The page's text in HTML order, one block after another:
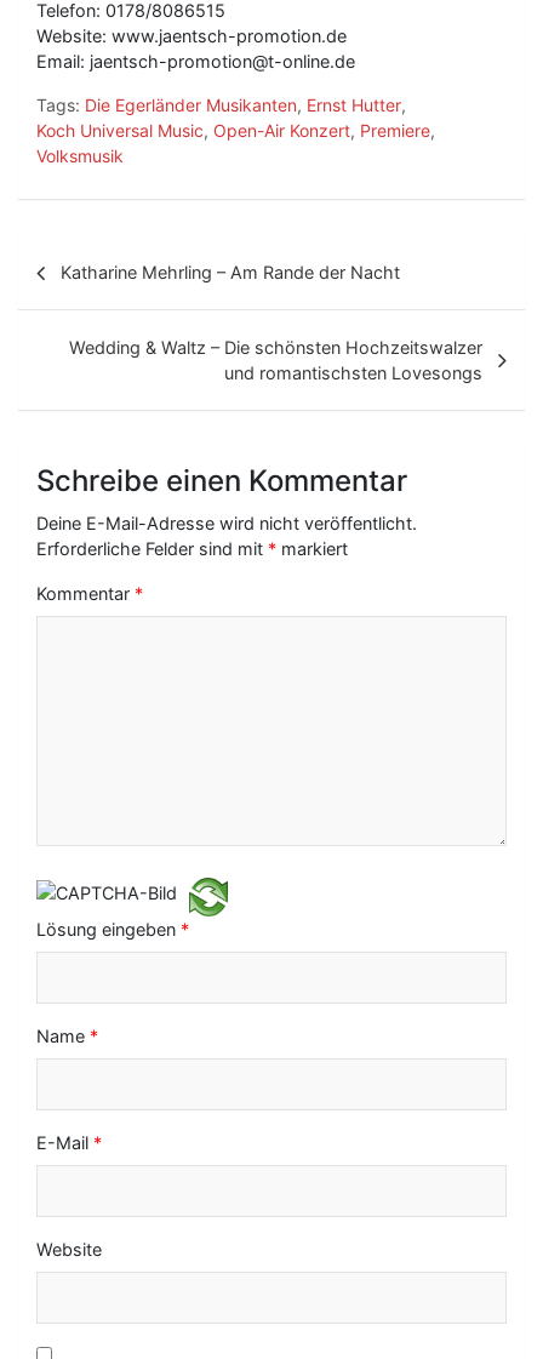
Telefon: 0178/8086515
Website: www.jaentsch-promotion.de
Email: jaentsch-promotion@t-online.de
Tags: Die Egerländer Musikanten, Ernst Hutter,
Koch Universal Music, Open-Air Konzert, Premiere,
Volksmusik
r
g
N
o
n
Katharine Mehrling – Am Rande der Nacht
Wedding & Waltz – Die schönsten Hochzeitswalzer
und romantischsten Lovesongs
Schreibe einen Kommentar
Deine E-Mail-Adresse wird nicht veröffentlicht.
Erforderliche Felder sind mit * markiert
Kommentar *
Lösung eingeben *
Name *
E-Mail *
Website